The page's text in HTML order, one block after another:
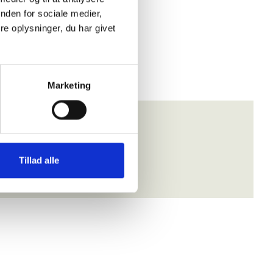
for sociale medier,
oplysninger, du har givet
Marketing
Tillad alle